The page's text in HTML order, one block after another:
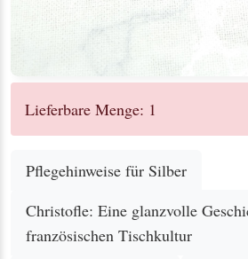
Lieferbare Menge: 1
Pflegehinweise für Silber
Christofle: Eine glanzvolle
französischen Tischkultur